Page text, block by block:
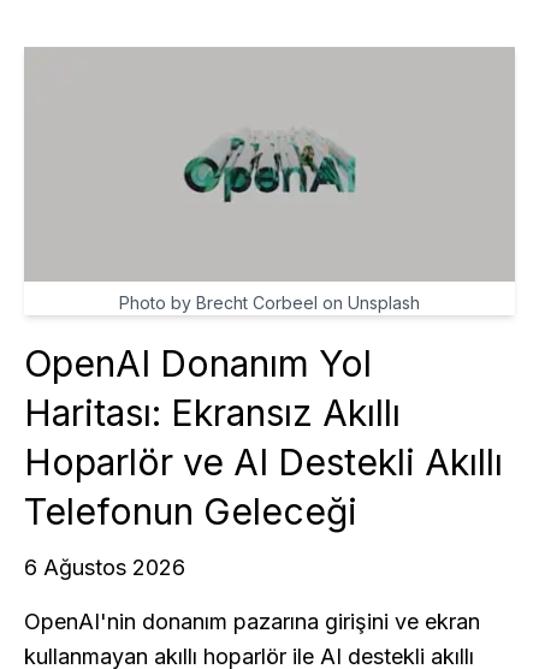
Photo by Brecht Corbeel on Unsplash
OpenAI Donanım Yol
Haritası: Ekransız Akıllı
Hoparlör ve AI Destekli Akıllı
Telefonun Geleceği
6 Ağustos 2026
OpenAI'nin donanım pazarına girişini ve ekran
kullanmayan akıllı hoparlör ile AI destekli akıllı